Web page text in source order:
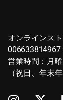
オンラインス
営業時間：月
（祝日、年末